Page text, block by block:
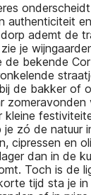
authenticiteit
ademt de
je
de bekende
de bakker of
zomeravonden
kleine
je zó de natuur
cipressen en
dan in de
Toch is de
tijd sta je